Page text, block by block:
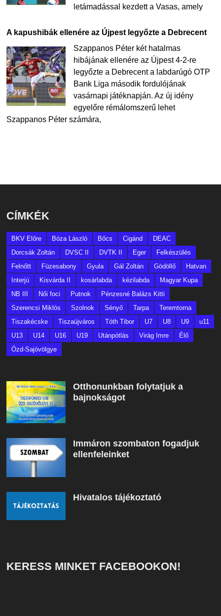
letámadással kezdett a Vasas, amely
A kapushibák ellenére az Újpest legyőzte a Debrecent
Szappanos Péter két hatalmas
hibájának ellenére az Újpest 4-2-re
legyőzte a Debrecent a labdarúgó OTP
Bank Liga második fordulójának
vasárnapi játéknapján. Az új idény
egyelőre rémálomszerű lehet
Szappanos Péter számára,
CÍMKÉK
BKV Előre Bóza László Bőcs Cigánd
DEAC
Dorcsák Zoltán
DVSC II DVTK II Eger
Felkészülés
Felnőtt
Füzesabony Gyula Gál Zoltán Gödöllő
Hatvan
Interjú
Kisvárda II kosárlabda kézilabda
Magyar Kupa
NB III
Női foci Putnok
Pénzesné Balázs Kitti
Szerencsi Miklós
Szolnok Sényő Tarpa
Teremtorna
Tiszakécske
Tiszaújváros Tóth Tibor U7 U8 U9
u11
U13
U14 U16 U19 Utánpótlás Virág Imre
Élő
Ózd-Sajóvölgye
Otthonunkban folytatjuk a
bajnokságot
Immáron szombaton fogadjuk
ellenfeleinket
Hivatalos tájékoztató
KERESS MINKET FACEBOOKON!